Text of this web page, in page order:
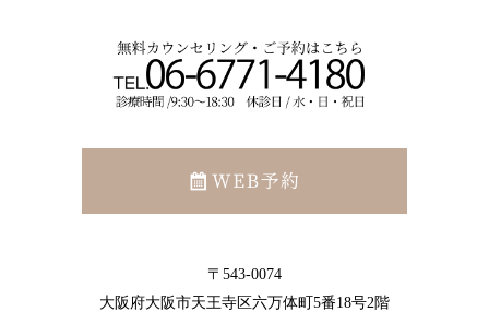
〒543-0074
大阪府大阪市天王寺区六万体町5番18号2階